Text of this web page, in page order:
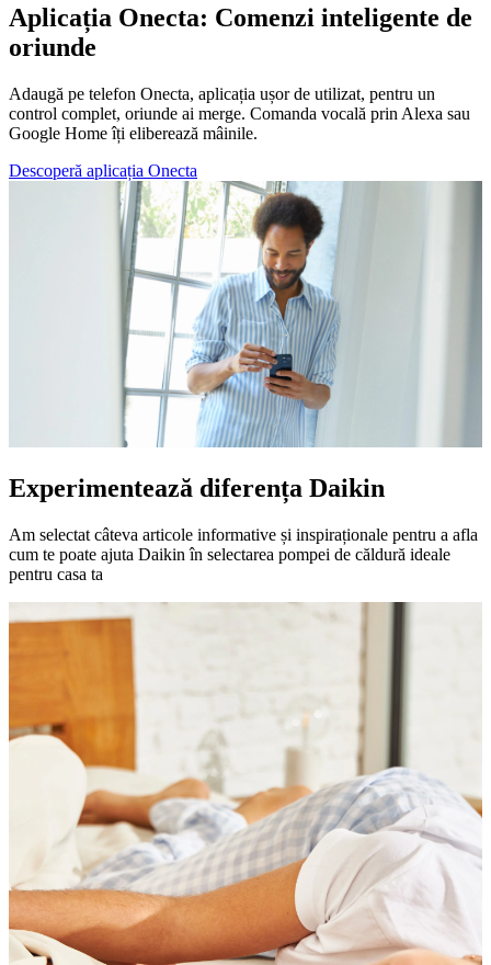
Aplicația Onecta: Comenzi inteligente de
oriunde
Adaugă pe telefon Onecta, aplicația ușor de utilizat, pentru un
control complet, oriunde ai merge. Comanda vocală prin Alexa sau
Google Home îți eliberează mâinile.
Descoperă aplicația Onecta
Experimentează diferența Daikin
Am selectat câteva articole informative și inspiraționale pentru a afla
cum te poate ajuta Daikin în selectarea pompei de căldură ideale
pentru casa ta